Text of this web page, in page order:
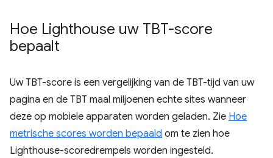
Hoe Lighthouse uw TBT-score
bepaalt
Uw TBT-score is een vergelijking van de TBT-tijd van uw
pagina en de TBT maal miljoenen echte sites wanneer
deze op mobiele apparaten worden geladen. Zie Hoe
metrische scores worden bepaald om te zien hoe
Lighthouse-scoredrempels worden ingesteld.